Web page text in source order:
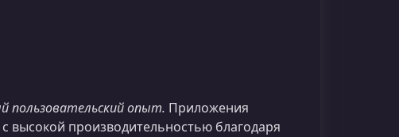
пользовательский опыт. Приложения
высокой производительностью благодаря